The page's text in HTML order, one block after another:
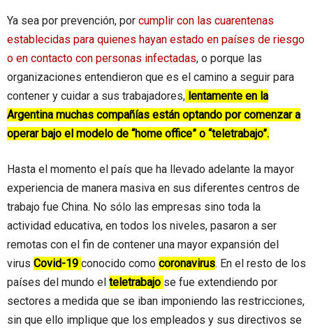
Ya sea por prevención, por cumplir con las cuarentenas
establecidas para quienes hayan estado en países de riesgo
o en contacto con personas infectadas, o porque las
organizaciones entendieron que es el camino a seguir para
contener y cuidar a sus trabajadores, lentamente en la
Argentina muchas compañías están optando por comenzar a
operar bajo el modelo de “home office” o “teletrabajo”.
Hasta el momento el país que ha llevado adelante la mayor
experiencia de manera masiva en sus diferentes centros de
trabajo fue China. No sólo las empresas sino toda la
actividad educativa, en todos los niveles, pasaron a ser
remotas con el fin de contener una mayor expansión del
virus Covid-19 conocido como coronavirus. En el resto de los
países del mundo el teletrabajo se fue extendiendo por
sectores a medida que se iban imponiendo las restricciones,
sin que ello implique que los empleados y sus directivos se